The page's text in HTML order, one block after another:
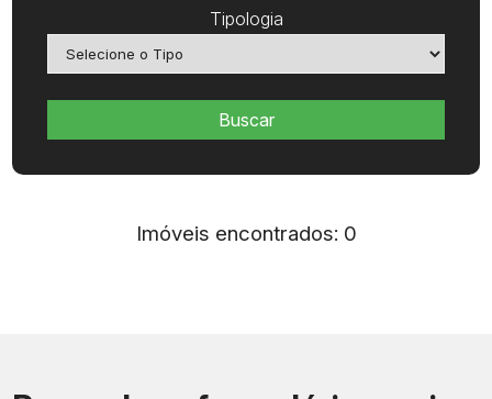
Tipologia
Buscar
Imóveis encontrados: 0